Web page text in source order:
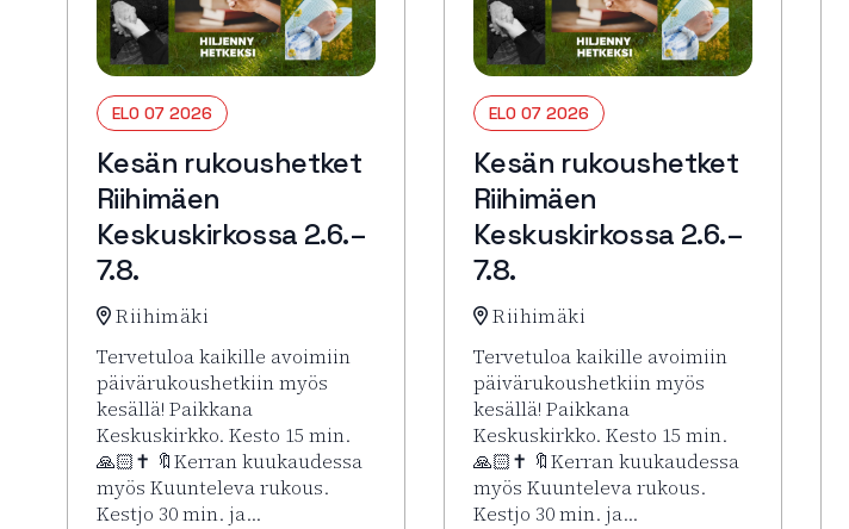
ELO 07 2026
Kesän rukoushetket
Riihimäen
Keskuskirkossa 2.6.–
7.8.
Riihimäki
Tervetuloa kaikille avoimiin
päivärukoushetkiin myös
kesällä! Paikkana
Keskuskirkko. Kesto 15 min.
🙏🏻✝️ 🔖Kerran kuukaudessa
myös Kuunteleva rukous.
Kestjo 30 min. ja…
ELO 07 2026
Kesän rukoushetket
Riihimäen
Keskuskirkossa 2.6.–
7.8.
Riihimäki
Tervetuloa kaikille avoimiin
päivärukoushetkiin myös
kesällä! Paikkana
Keskuskirkko. Kesto 15 min.
🙏🏻✝️ 🔖Kerran kuukaudessa
myös Kuunteleva rukous.
Kestjo 30 min. ja…